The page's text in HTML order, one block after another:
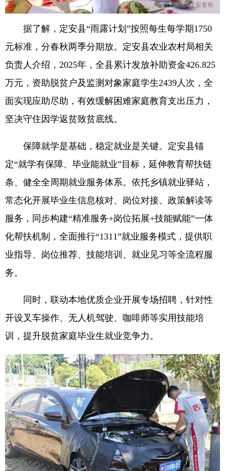
据了解，定安县“雨露计划”按照每生每学期1750
元标准，分春秋两季分期放。定安县农业农村局相关
负责人介绍，2025年，全县累计发放补助资金426.825
万元，资助脱贫户及监测对象家庭学生2439人次，全
面实现应助尽助，有效缓解困难家庭教育支出压力，
坚决守住因学返贫致贫底线。
保障就学是基础，稳定就业是关键。定安县锚
定“就学有保障、毕业能就业”目标，延伸教育帮扶链
条、健全全周期就业服务体系。依托乡镇就业驿站，
常态化开展毕业生信息核对、岗位对接、政策解读等
服务，同步构建“精准服务+岗位拓展+技能赋能”一体
化帮扶机制，全面推行“1311”就业服务模式，提供职
业指导、岗位推荐、技能培训、就业见习等全流程服
务。
同时，联动本地优质企业开展专场招聘，针对性
开设叉车操作、无人机驾驶、咖啡师等实用技能培
训，提升脱贫家庭毕业生就业竞争力。